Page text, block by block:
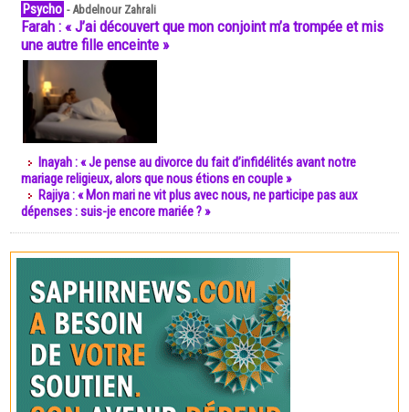
Psycho -Abdelnour Zahrali
Farah : « J’ai découvert que mon conjoint m’a trompée et mis
une autre fille enceinte »
Inayah : « Je pense au divorce du fait d’infidélités avant notre
mariage religieux, alors que nous étions en couple »
Rajiya : « Mon mari ne vit plus avec nous, ne participe pas aux
dépenses : suis-je encore mariée ? »